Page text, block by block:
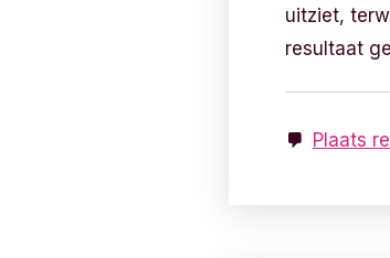
uitziet,
resultaat
Plaats